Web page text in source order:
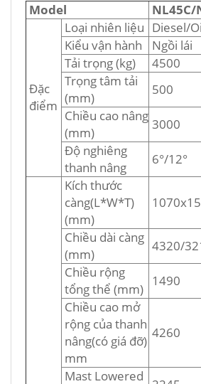
Model NL45C/
Đặc
điểm
Loại nhiên liệu Diesel/
Kiểu vận hành
Ngồi lái
Tải trọng (kg)
4500
Trọng tâm tải
(mm)
500
Chiều cao nâng
(mm)
3000
Độ nghiêng
thanh nâng
6°/12°
Kích thước
càng(L*W*T)
(mm)
Chiều dài càng
(mm)
4320/
Chiều rộng
tổng thể (mm)
1490
Chiều cao mở
rộng của thanh
nâng(có giá đỡ)
mm
4260
Mast Lowered